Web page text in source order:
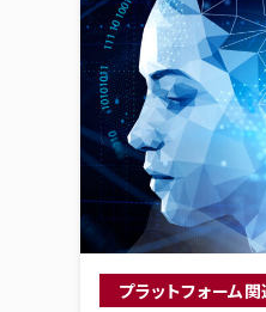
プラットフォーム